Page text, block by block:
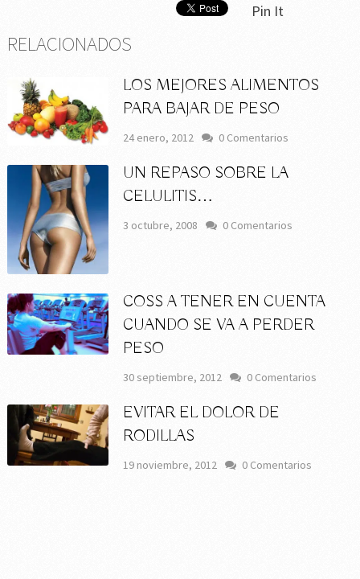
Pin It
RELACIONADOS
LOS MEJORES ALIMENTOS
PARA BAJAR DE PESO
24 enero, 2012 0 Comentarios
UN REPASO SOBRE LA
CELULITIS…
3 octubre, 2008 0 Comentarios
COSS A TENER EN CUENTA
CUANDO SE VA A PERDER
PESO
30 septiembre, 2012 0 Comentarios
EVITAR EL DOLOR DE
RODILLAS
19 noviembre, 2012 0 Comentarios